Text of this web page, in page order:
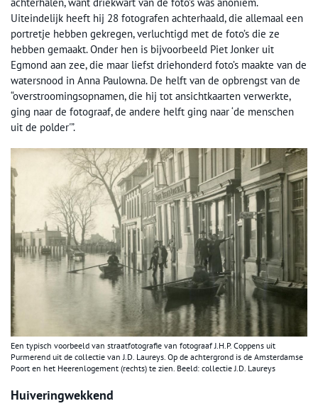
achterhalen, want driekwart van de foto’s was anoniem.
Uiteindelijk heeft hij 28 fotografen achterhaald, die allemaal een
portretje hebben gekregen, verluchtigd met de foto’s die ze
hebben gemaakt. Onder hen is bijvoorbeeld Piet Jonker uit
Egmond aan zee, die maar liefst driehonderd foto’s maakte van de
watersnood in Anna Paulowna. De helft van de opbrengst van de
“overstroomingsopnamen, die hij tot ansichtkaarten verwerkte,
ging naar de fotograaf, de andere helft ging naar ‘de menschen
uit de polder'”.
Een typisch voorbeeld van straatfotografie van fotograaf J.H.P. Coppens uit
Purmerend uit de collectie van J.D. Laureys. Op de achtergrond is de Amsterdamse
Poort en het Heerenlogement (rechts) te zien. Beeld: collectie J.D. Laureys
Huiveringwekkend